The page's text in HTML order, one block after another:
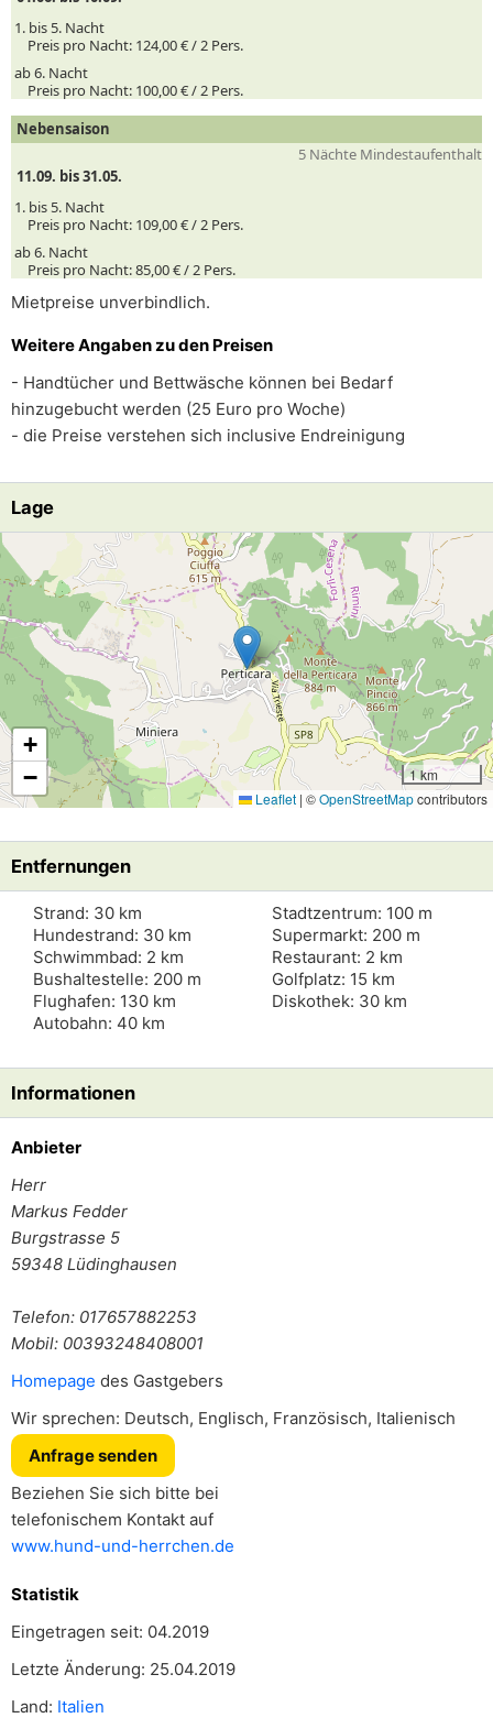
1. bis 5. Nacht
Preis pro Nacht: 124,00 € /2 Pers.
ab 6. Nacht
Preis pro Nacht: 100,00 € /2 Pers.
Nebensaison
5 Nächte Mindestaufenthalt
11.09. bis 31.05.
1. bis 5. Nacht
Preis pro Nacht: 109,00 € /2 Pers.
ab 6. Nacht
Preis pro Nacht:85,00 € /2 Pers.
Mietpreise unverbindlich.
Weitere Angaben zu den Preisen
- Handtücher und Bettwäsche können bei Bedarf
hinzugebucht werden (25 Euro pro Woche)
- die Preise verstehen sich inclusive Endreinigung
Lage
Lade Lageplan
+
−
1 km
Leaflet | ©OpenStreetMapcontributors
Entfernungen
Strand: 30 km
Hundestrand: 30 km
Schwimmbad: 2 km
Bushaltestelle: 200 m
Flughafen: 130 km
Autobahn: 40 km
Stadtzentrum: 100 m
Supermarkt: 200 m
Restaurant: 2 km
Golfplatz: 15 km
Diskothek: 30 km
Informationen
Anbieter
Herr
Markus Fedder
Burgstrasse 5
59348 Lüdinghausen
Telefon: 017657882253
Mobil: 00393248408001
Homepage des Gastgebers
Wir sprechen: Deutsch, Englisch, Französisch, Italienisch
Anfrage senden
Beziehen Sie sich bitte bei
telefonischem Kontakt auf
www.hund-und-herrchen.de
Statistik
Eingetragen seit: 04.2019
Letzte Änderung: 25.04.2019
Land: Italien